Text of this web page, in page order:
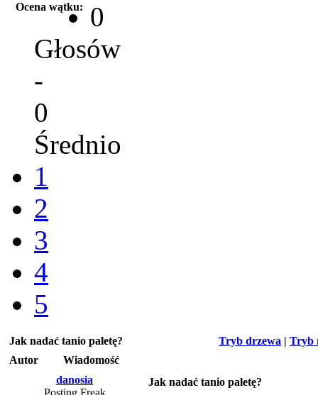
Ocena wątku:
0
Głosów
-
0
Średnio
1
2
3
4
5
Tryb drzewa | Tryb
Jak nadać tanio paletę?
Autor
Wiadomość
danosia
Posting Freak
Jak nadać tanio paletę?